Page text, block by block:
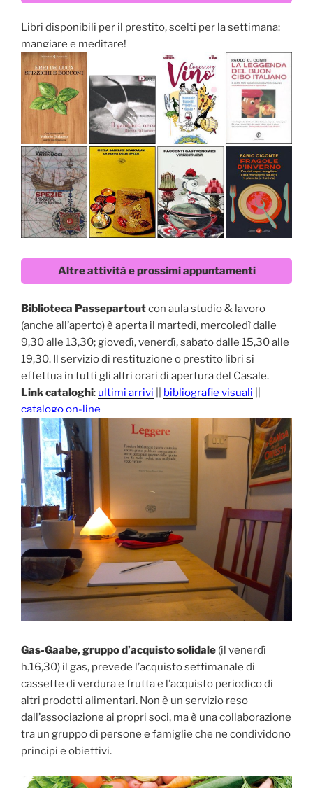
Libri disponibili per il prestito, scelti per la settimana:
mangiare e meditare!
Altre attività e prossimi appuntamenti
Biblioteca Passepartoutcon aula studio & lavoro
(anche all’aperto) è aperta il martedì, mercoledì dalle
9,30 alle 13,30; giovedì, venerdì, sabato dalle 15,30 alle
19,30. Il servizio di restituzione o prestito libri si
effettua in tutti gli altri orari di apertura del Casale.
Link cataloghi: ultimi arrivi bibliografie visuali
catalogo on-line
Gas-Gaabe, gruppo d’acquisto solidale (il venerdì
h.16,30) il gas, prevede l’acquisto settimanale di
cassette di verdura e frutta e l’acquisto periodico di
altri prodotti alimentari. Non è un servizio reso
dall’associazione ai propri soci, ma è una collaborazione
tra un gruppo di persone e famiglie che ne condividono
principi e obiettivi.